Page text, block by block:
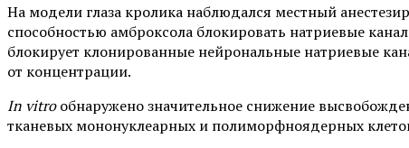
На модели глаза кролика наблюдался местный
способностью амброксола блокировать натриевые
блокирует клонированные нейрональные натриевые
от концентрации.
In vitroобнаружено значительное снижение
тканевых мононуклеарных и полиморфноядерных